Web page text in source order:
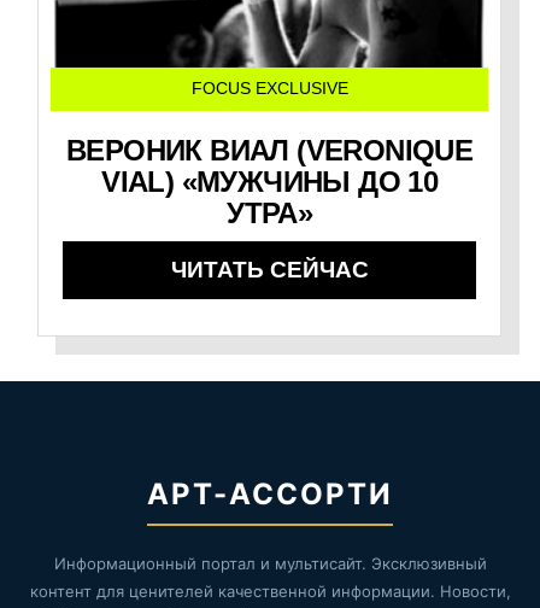
FOCUS EXCLUSIVE
ВЕРОНИК ВИАЛ (VERONIQUE
VIAL) «МУЖЧИНЫ ДО 10
УТРА»
ЧИТАТЬ СЕЙЧАС
АРТ-АССОРТИ
Информационный портал и мультисайт. Эксклюзивный
контент для ценителей качественной информации. Новости,